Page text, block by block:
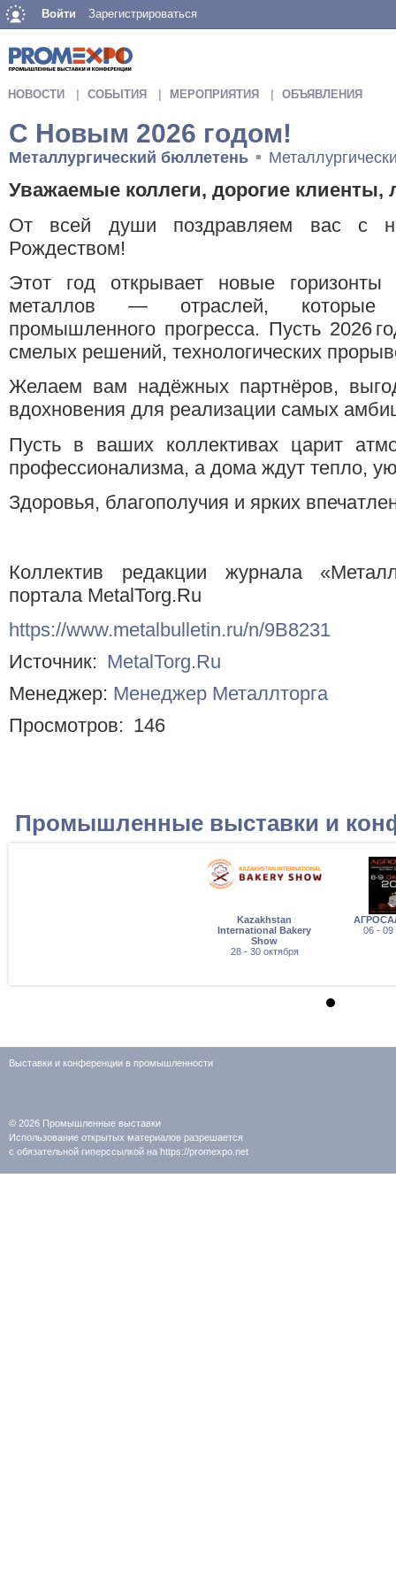
Войти Зарегистрироваться
НОВОСТИ СОБЫТИЯ МЕРОПРИЯТИЯ ОБЪЯВЛЕНИЯ
С Новым 2026 годом!
Металлургический бюллетень ■
Уважаемые коллеги, дорогие
От всей души поздравляем вас с
Рождеством!
Этот год открывает новые
металлов — отраслей, которые
промышленного прогресса. Пусть 2026
смелых решений, технологических
Желаем вам надёжных партнёров,
вдохновения для реализации самых
Пусть в ваших коллективах царит
профессионализма, а дома ждут тепло,
Здоровья, благополучия и ярких
Коллектив редакции журнала
портала MetalTorg.Ru
https://www.metalbulletin.ru/n/9B8231
Источник: MetalTorg.Ru
Менеджер: Менеджер Металлторга
Просмотров: 146
Промышленные выставки и
Kazakhstan
International Bakery
Show
28 - 30 октября
06 - 09
Выставки и конференции в промышленности
© 2026 Промышленные выставки
Использование открытых материалов разрешается
с обязательной гиперссылкой на https://promexpo.net